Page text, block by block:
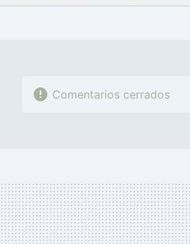
FACEBOOK
TWITTERFLIPBOARD
E-
WHATSAPP
Comentarios cerrados